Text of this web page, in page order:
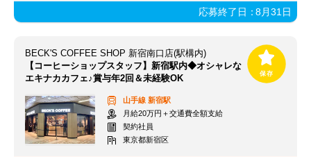
応募終了日：8月31日
BECK'S COFFEE SHOP 新宿南口店(駅構内)
【コーヒーショップスタッフ】新宿駅内◆オシャレな
エキナカカフェ♪賞与年2回＆未経験OK
山手線 新宿駅
月給20万円＋交通費全額支給
契約社員
東京都新宿区